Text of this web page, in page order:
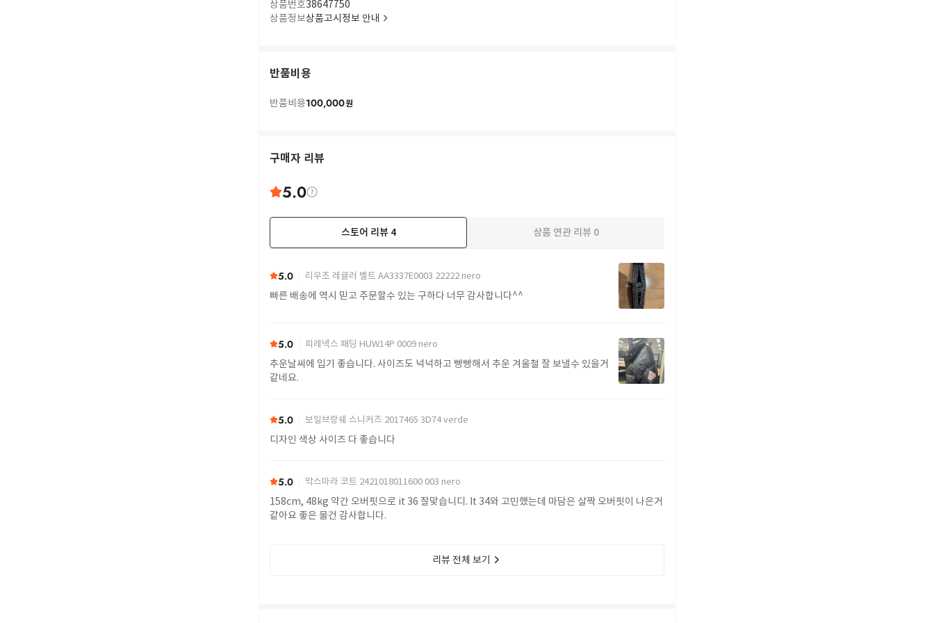
상품번호38647750
상품정보상품고시정보 안내
반품비용
반품비용100,000원
구매자 리뷰
5.0
스토어 리뷰 4 상품 연관 리뷰 0
5.0 리우조 레귤러 벨트 AA3337E0003 22222 nero
빠른 배송에 역시 믿고 주문할수 있는 구하다 너무 감사합니다^^
5.0 피레넥스 패딩 HUW14P 0009 nero
추운날씨에 입기 좋습니다. 사이즈도 넉넉하고 빵빵해서 추운 겨울철 잘 보낼수 있을거
같네요.
5.0 보일브랑쉐 스니커즈 2017465 3D74 verde
디자인 색상 사이즈 다 좋습니다
5.0 막스마라 코트 2421018011600 003 nero
158cm, 48kg 약간 오버핏으로 it 36 잘맞습니디. It 34와 고민했는데 마담은 살짝 오버핏이 나은거
같아요 좋은 물건 감사합니다.
리뷰 전체 보기